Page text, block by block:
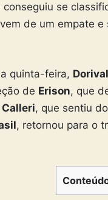
se
vem de um empate e
quinta-feira,
de Erison, que
, que sentiu
, retornou para o